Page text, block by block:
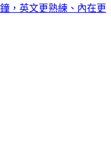
，英文更熟練、內在更